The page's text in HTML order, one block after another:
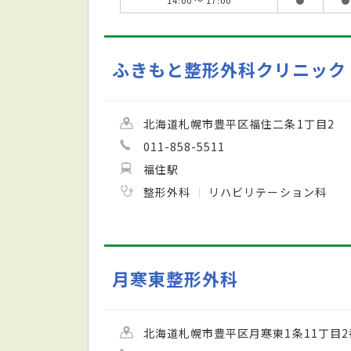
ふきもと整形外科クリニック
北海道札幌市豊平区福住二条1丁目2
011-858-5511
福住駅
整形外科
リハビリテーション科
月寒東整形外科
北海道札幌市豊平区月寒東1条11丁目